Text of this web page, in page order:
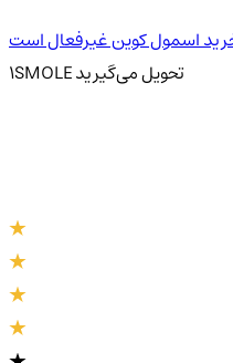
اسمول کوین غیرفعال است
1SMOLE تحویلمی‌گیرید